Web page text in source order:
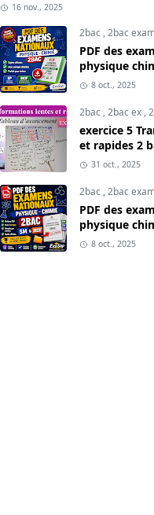
16 nov., 2025
2bac,2bac
PDF des
physique
8 oct., 2025
2bac,2bac ex,
exercice 5
et rapides 2
31 oct., 2025
2bac,2bac
PDF des
physique
8 oct., 2025